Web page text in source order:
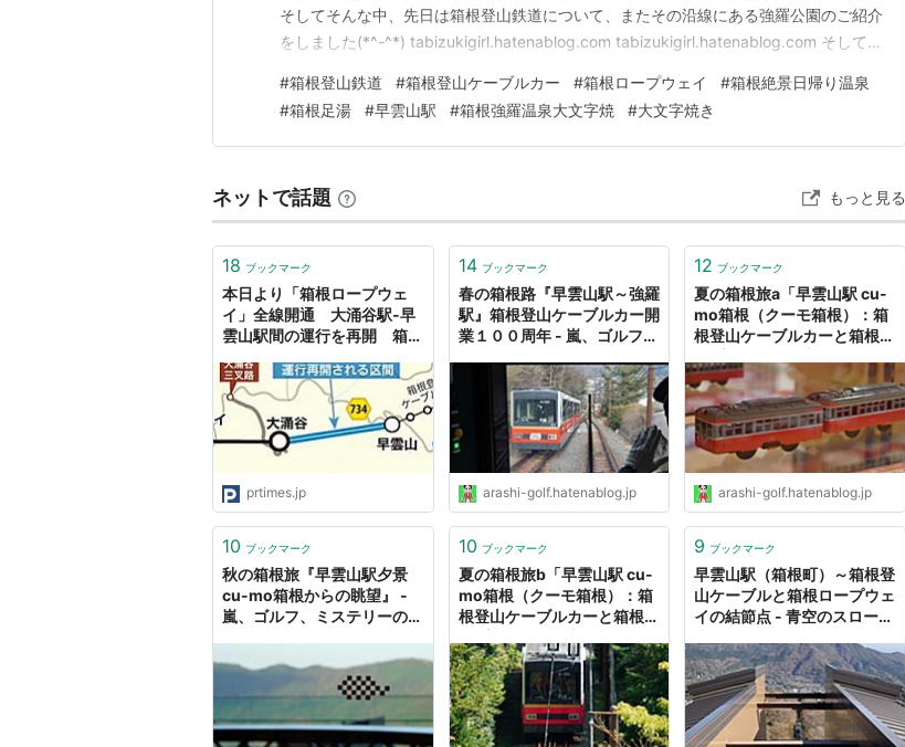
そしてそんな中、先日は箱根登山鉄道について、またその沿線にある強羅公園のご紹介
をしました(*^-^*) tabizukigirl.hatenablog.com tabizukigirl.hatenablog.com そして順
しゃるかもしれません。…
#箱根登山鉄道 #箱根登山ケーブルカー #箱根ロープウェイ #箱根絶景日帰り温泉
#箱根足湯 #早雲山駅 #箱根強羅温泉大文字焼 #大文字焼き
ネットで話題 もっと見る
18 ブックマーク
本日より「箱根ロープウェ
イ」全線開通 大涌谷駅‐早
雲山駅間の運行を再開 箱根
prtimes.jp
14 ブックマーク
春の箱根路『早雲山駅～強羅
駅』箱根登山ケーブルカー開
業１００周年 - 嵐、ゴルフ、
arashi-golf.hatenablog.jp
12 ブックマーク
夏の箱根旅a「早雲山駅 cu-
mo箱根（クーモ箱根）：箱
根登山ケーブルカーと箱根ロ
ミステリーの日々２
arashi-golf.hatenablog.jp
10 ブックマーク
秋の箱根旅『早雲山駅夕景
cu-mo箱根からの眺望』 -
嵐、ゴルフ、ミステリーの
10 ブックマーク
夏の箱根旅b「早雲山駅 cu-
mo箱根（クーモ箱根）：箱
根登山ケーブルカーと箱根ロ
ミステリーの日々２
9 ブックマーク
早雲山駅（箱根町）～箱根登
山ケーブルと箱根ロープウェ
イの結節点 - 青空のスローな